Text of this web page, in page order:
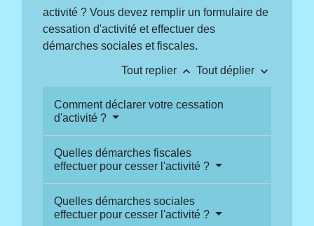
activité ? Vous devez remplir un formulaire de
cessation d'activité et effectuer des
démarches sociales et fiscales.
Tout replier keyboard_arrow_up Tout déplier keyboard_arrow_down
Comment déclarer votre cessation
d'activité ?
Quelles démarches fiscales
effectuer pour cesser l'activité ?
Quelles démarches sociales
effectuer pour cesser l'activité ?